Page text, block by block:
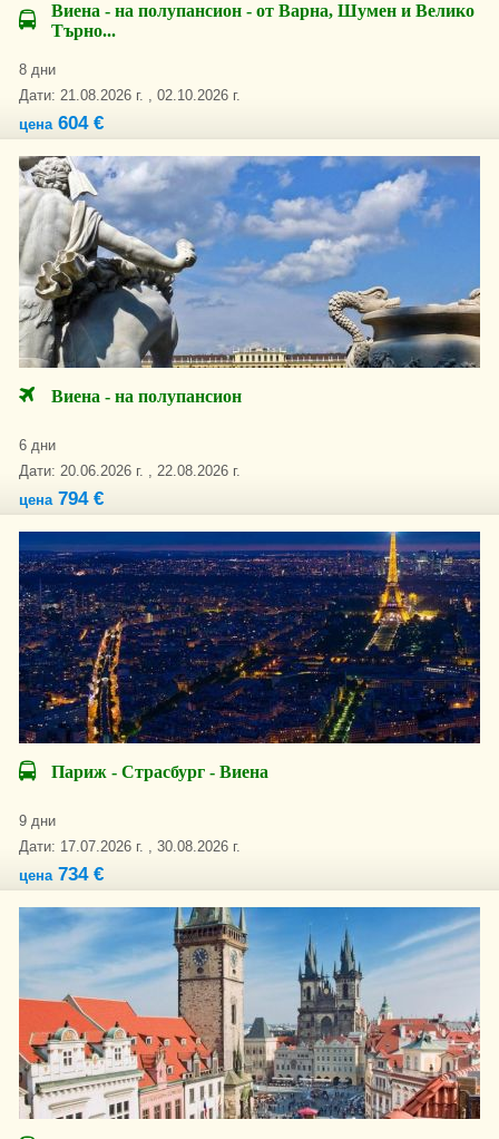
Виена - на полупансион - от Варна, Шумен и Велико
Търно...
8 дни
Дати: 21.08.2026 г. , 02.10.2026 г.
цена604 €
Виена - на полупансион
6 дни
Дати: 20.06.2026 г. , 22.08.2026 г.
цена794 €
Париж - Страсбург - Виена
9 дни
Дати: 17.07.2026 г. , 30.08.2026 г.
цена734 €